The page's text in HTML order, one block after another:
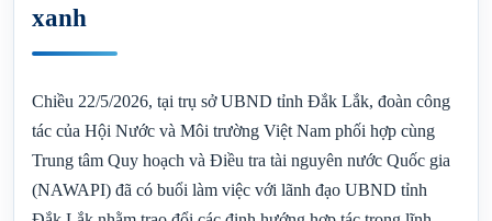
xanh
Chiều 22/5/2026, tại trụ sở UBND tỉnh Đắk Lắk, đoàn công
tác của Hội Nước và Môi trường Việt Nam phối hợp cùng
Trung tâm Quy hoạch và Điều tra tài nguyên nước Quốc gia
(NAWAPI) đã có buổi làm việc với lãnh đạo UBND tỉnh